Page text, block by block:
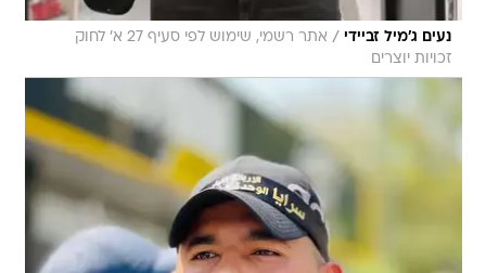
נעים ג'מיל זביידי /
אתר רשמי, שימוש לפי סעיף 27 א' לחוק
זכויות יוצרים